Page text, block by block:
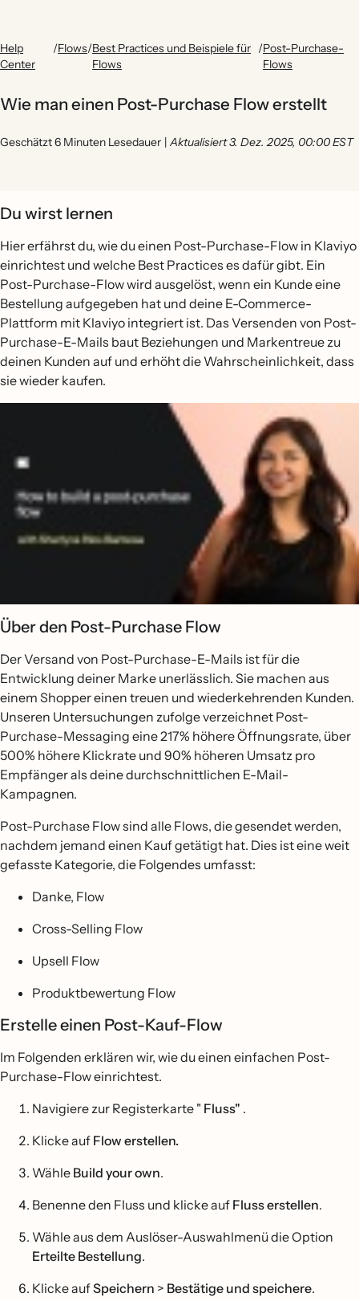
Help
Center
/Flows/Best Practices und Beispiele für
Flows
/Post-Purchase-
Flows
Wie man einen Post-Purchase Flow erstellt
Geschätzt 6 Minuten Lesedauer | Aktualisiert 3. Dez. 2025, 00:00 EST
Du wirst lernen
Hier erfährst du, wie du einen Post-Purchase-Flow in Klaviyo
einrichtest und welche Best Practices es dafür gibt. Ein
Post-Purchase-Flow wird ausgelöst, wenn ein Kunde eine
Bestellung aufgegeben hat und deine E-Commerce-
Plattform mit Klaviyo integriert ist. Das Versenden von Post-
Purchase-E-Mails baut Beziehungen und Markentreue zu
deinen Kunden auf und erhöht die Wahrscheinlichkeit, dass
sie wieder kaufen.
Über den Post-Purchase Flow
Der Versand von Post-Purchase-E-Mails ist für die
Entwicklung deiner Marke unerlässlich. Sie machen aus
einem Shopper einen treuen und wiederkehrenden Kunden.
Unseren Untersuchungen zufolge verzeichnet Post-
Purchase-Messaging eine 217% höhere Öffnungsrate, über
500% höhere Klickrate und 90% höheren Umsatz pro
Empfänger als deine durchschnittlichen E-Mail-
Kampagnen.
Post-Purchase Flow sind alle Flows, die gesendet werden,
nachdem jemand einen Kauf getätigt hat. Dies ist eine weit
gefasste Kategorie, die Folgendes umfasst:
Danke, Flow
Cross-Selling Flow
Upsell Flow
Produktbewertung Flow
Erstelle einen Post-Kauf-Flow
Im Folgenden erklären wir, wie du einen einfachen Post-
Purchase-Flow einrichtest.
Navigiere zur Registerkarte " Fluss" .
Klicke auf Flow erstellen.
Wähle Build your own.
Benenne den Fluss und klicke auf Fluss erstellen.
Wähle aus dem Auslöser-Auswahlmenü die Option
Erteilte Bestellung.
Klicke aufSpeichern > Bestätige und speichere.